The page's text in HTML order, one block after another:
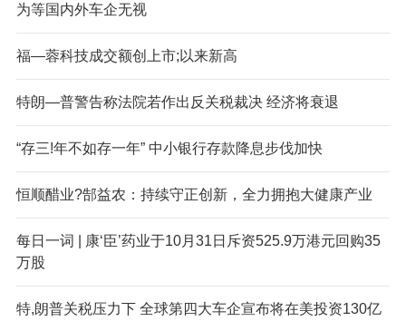
为等国内外车企无视
福—蓉科技成交额创上市;以来新高
特朗—普警告称法院若作出反关税裁决 经济将衰退
“存三!年不如存一年” 中小银行存款降息步伐加快
恒顺醋业?郜益农：持续守正创新，全力拥抱大健康产业
每日一词 | 康‘臣’药业于10月31日斥资525.9万港元回购35
万股
特,朗普关税压力下 全球第四大车企宣布将在美投资130亿